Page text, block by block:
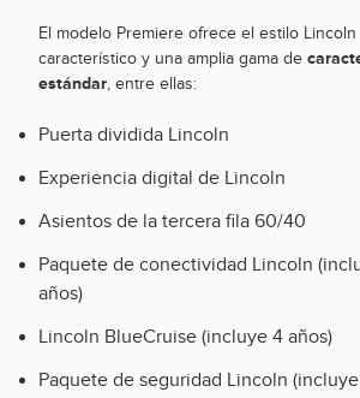
El modelo Premiere ofrece el estilo Lincoln
característico y una amplia gama de
estándar , entre ellas:
Puerta dividida Lincoln
Experiencia digital de Lincoln
Asientos de la tercera fila 60/40
Paquete de conectividad Lincoln
años)
Lincoln BlueCruise (incluye 4 años)
Paquete de seguridad Lincoln